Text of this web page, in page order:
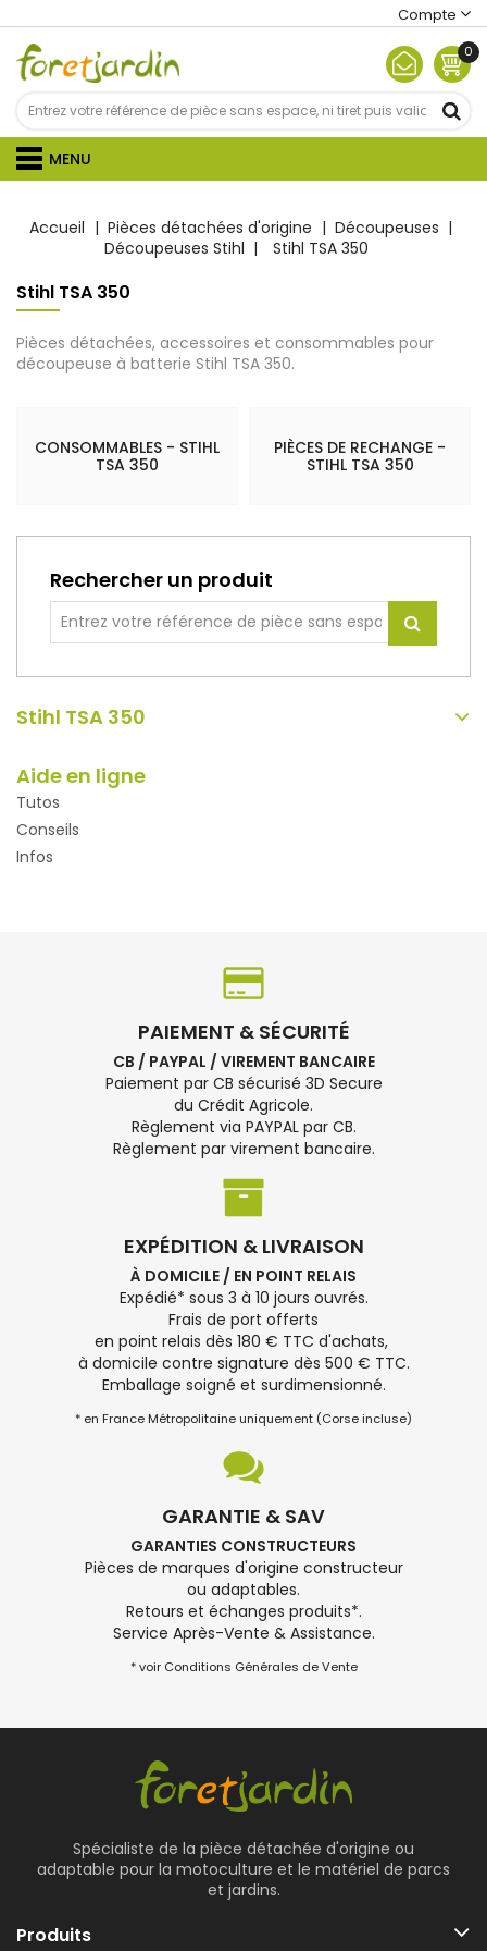
Compte
0
MENU
Accueil Pièces détachées d'origine
Découpeuses
Découpeuses Stihl
Stihl TSA 350
Stihl TSA 350
Pièces détachées, accessoires et consommables pour
découpeuse à batterie Stihl TSA 350.
CONSOMMABLES - STIHL
TSA 350
PIÈCES DE RECHANGE -
STIHL TSA 350
Rechercher un produit
Stihl TSA 350
Aide en ligne
Tutos
Conseils
Infos
PAIEMENT & SÉCURITÉ
CB / PAYPAL / VIREMENT BANCAIRE
Paiement par CB sécurisé 3D Secure
du Crédit Agricole.
Règlement via PAYPAL par CB.
Règlement par virement bancaire.
EXPÉDITION & LIVRAISON
À DOMICILE / EN POINT RELAIS
Expédié* sous 3 à 10 jours ouvrés.
Frais de port offerts
en point relais dès 180 € TTC d'achats,
à domicile contre signature dès 500 € TTC.
Emballage soigné et surdimensionné.
* en France Métropolitaine uniquement (Corse incluse)
GARANTIE & SAV
GARANTIES CONSTRUCTEURS
Pièces de marques d'origine constructeur
ou adaptables.
Retours et échanges produits*.
Service Après-Vente & Assistance.
* voir Conditions Générales de Vente
Spécialiste de la pièce détachée d'origine ou
adaptable pour la motoculture et le matériel de parcs
et jardins.
Produits